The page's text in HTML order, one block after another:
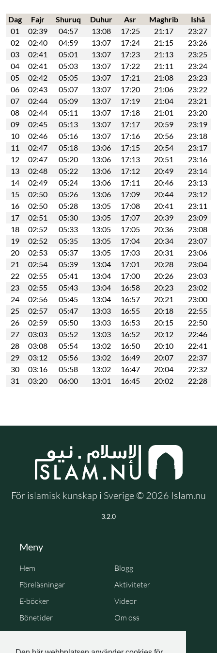
Dag Fajr Shuruq Duhur Asr Maghrib
Ishâ
01
02:39 04:57 13:08 17:25 21:17
23:27
02
02:40 04:59 13:07 17:24 21:15
23:26
03
02:41 05:01 13:07 17:23 21:13
23:25
04
02:41 05:03 13:07 17:22 21:11
23:24
05
02:42 05:05 13:07 17:21 21:08
23:23
06
02:43 05:07 13:07 17:20 21:06
23:22
07
02:44 05:09 13:07 17:19 21:04
23:21
08
02:44 05:11 13:07 17:18 21:01
23:20
09
02:45 05:13 13:07 17:17 20:59
23:19
10
02:46 05:16 13:07 17:16 20:56
23:18
11
02:47 05:18 13:06 17:15 20:54
23:17
12
02:47 05:20 13:06 17:13 20:51
23:16
13
02:48 05:22 13:06 17:12 20:49
23:14
14
02:49 05:24 13:06 17:11 20:46
23:13
15
02:50 05:26 13:06 17:09 20:44
23:12
16
02:50 05:28 13:05 17:08 20:41
23:11
17
02:51 05:30 13:05 17:07 20:39
23:09
18
02:52 05:33 13:05 17:05 20:36
23:08
19
02:52 05:35 13:05 17:04 20:34
23:07
20
02:53 05:37 13:05 17:03 20:31
23:06
21
02:54 05:39 13:04 17:01 20:28
23:04
22
02:55 05:41 13:04 17:00 20:26
23:03
23
02:55 05:43 13:04 16:58 20:23
23:02
24
02:56 05:45 13:04 16:57 20:21
23:00
25
02:57 05:47 13:03 16:55 20:18
22:55
26
02:59 05:50 13:03 16:53 20:15
22:50
27
03:03 05:52 13:03 16:52 20:12
22:46
28
03:08 05:54 13:02 16:50 20:10
22:41
29
03:12 05:56 13:02 16:49 20:07
22:37
30
03:16 05:58 13:02 16:47 20:04
22:32
31
03:20 06:00 13:01 16:45 20:02 22:28
För islamisk kunskap i Sverige © 2026 Islam.nu
3.2.0
Meny
Hem
Blogg
Föreläsningar
Aktiviteter
E-böcker
Videor
Bönetider
Om oss
Cookie Policy
Personuppgiftspolicy